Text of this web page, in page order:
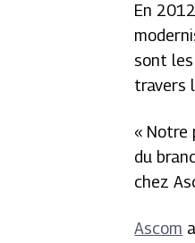
En
sont
travers
« Notre
du
chez
Ascom